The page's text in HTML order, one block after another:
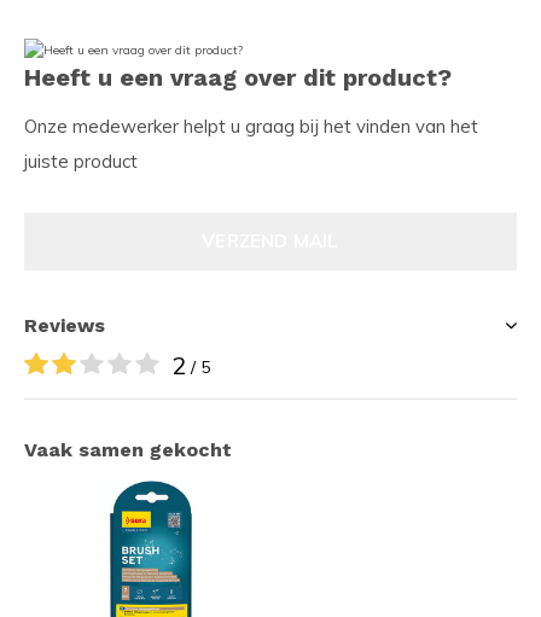
Heeft u een vraag over dit product?
Onze medewerker helpt u graag bij het vinden van het
juiste product
Reviews
2 / 5
Vaak samen gekocht